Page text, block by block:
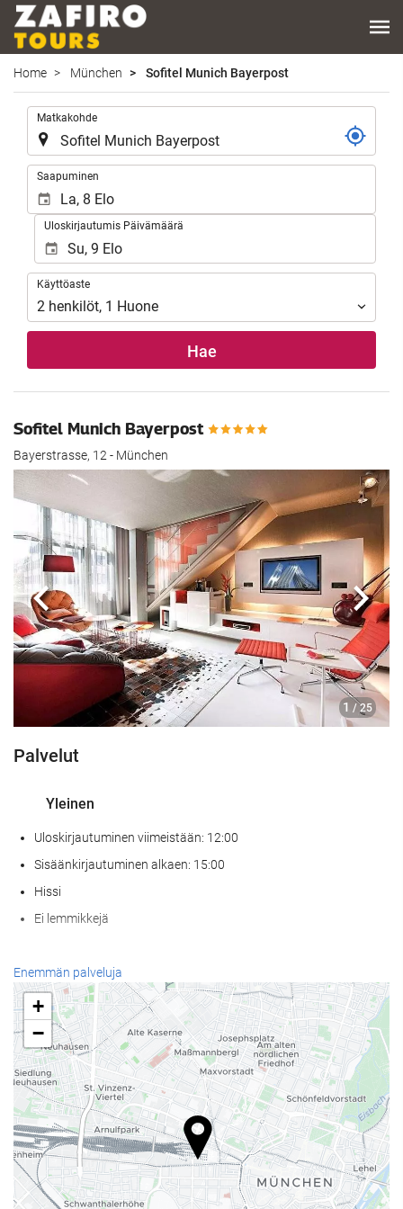
Home München Sofitel Munich Bayerpost
Matkakohde
Saapuminen
Uloskirjautumis Päivämäärä
Käyttöaste
Käyttöaste
2 henkilöt, 1 Huone
Hae
Sofitel Munich Bayerpost
Bayerstrasse, 12 - München
1 / 25
Edellinen
Palvelut
Yleinen
Uloskirjautuminen viimeistään: 12:00
Sisäänkirjautuminen alkaen: 15:00
Hissi
Ei lemmikkejä
Wellness
Kylpyläpalvelut
Höyrysauna / turkkilainen sauna
Sauna
Kuntosali
Vastaanottopalvelut
24h-vastaanotto
Matkatavarasäilytys
Enemmän palveluja
+
−